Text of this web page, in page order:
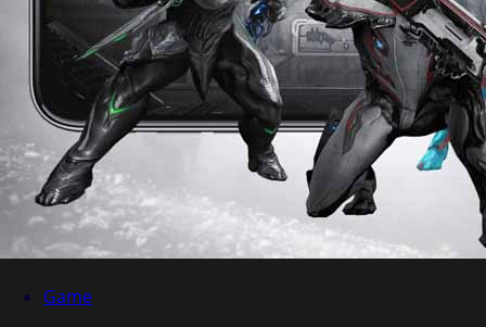
Game